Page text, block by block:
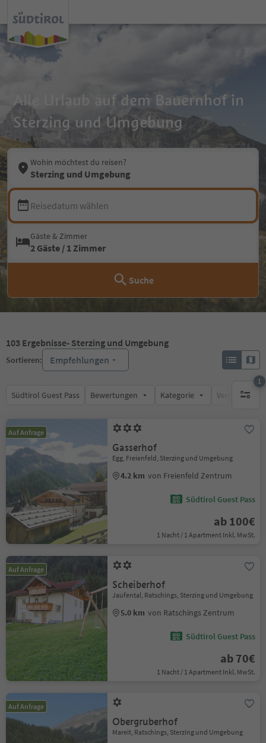
Alle Urlaub auf dem Bauernhof in
Sterzing und Umgebung
Wohin möchtest du reisen?
Sterzing und Umgebung
Reisedatum wählen
Gäste & Zimmer
2 Gäste / 1 Zimmer
Suche
103 Ergebnisse- Sterzing und Umgebung
Sortieren: Empfehlungen
Südtirol Guest Pass Bewertungen Kategorie
1
1
Auf Anfrage
Gasserhof
Egg, Freienfeld, Sterzing und Umgebung
4.2 km von Freienfeld Zentrum
Südtirol Guest Pass
ab 100€
1 Nacht / 1 Apartment Inkl. MwSt.
Auf Anfrage
Scheiberhof
Jaufental, Ratschings, Sterzing und Umgebung
5.0 km von Ratschings Zentrum
Südtirol Guest Pass
ab 70€
1 Nacht / 1 Apartment Inkl. MwSt.
Auf Anfrage
Obergruberhof
Mareit, Ratschings, Sterzing und Umgebung